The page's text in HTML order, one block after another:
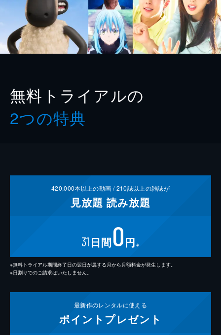
無料トライアルの
2つの特典
420,000本以上の動画 /210誌以上の雑誌が
見放題 読み放題
31 日間0円 ※
※無料トライアル期間終了日の翌日が属する月から月額料金が発生します。
※日割りでのご請求はいたしません。
最新作のレンタルに使える
ポイント プレゼント